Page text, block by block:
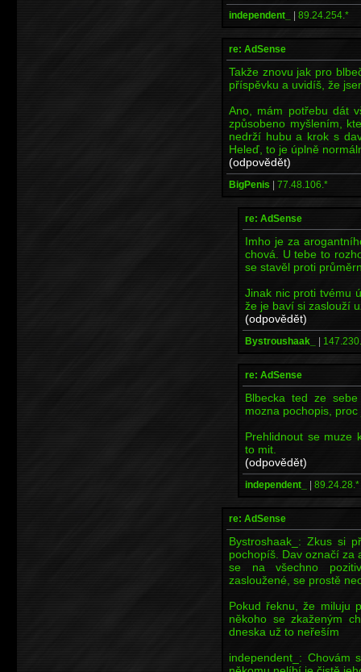
independent_ | 89.24.254.*
re: AdSense
Takže znovu jak pro
příspěvku a uvidíš, že
Ano, mám potřebu dát
způsobeno myšlením,
nedrží hubu a krok s
Heleď, to je úplně
(odpovědět)
BigPenis | 77.48.106.*
re: AdSense
Imho je za
chová. U tebe to
se stavěl proti
Jinak nic proti tvému
že je baví si zaslouží
(odpovědět)
Bystroushaak_ |
re: AdSense
Blbecka ted ze
mozna pochopis,
Prehlidnout se muze
to mit.
(odpovědět)
independent_ | 89.24.28.*
re: AdSense
Bystroshaak_: Zkus si
pochopíš. Dav označí za
se na všechno
zasloužené, se prostě
Pokud řeknu, že miluju
někoho se zkaženým
dneska už to neřeším
independent_: